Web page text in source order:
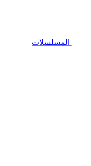
المسلسلات